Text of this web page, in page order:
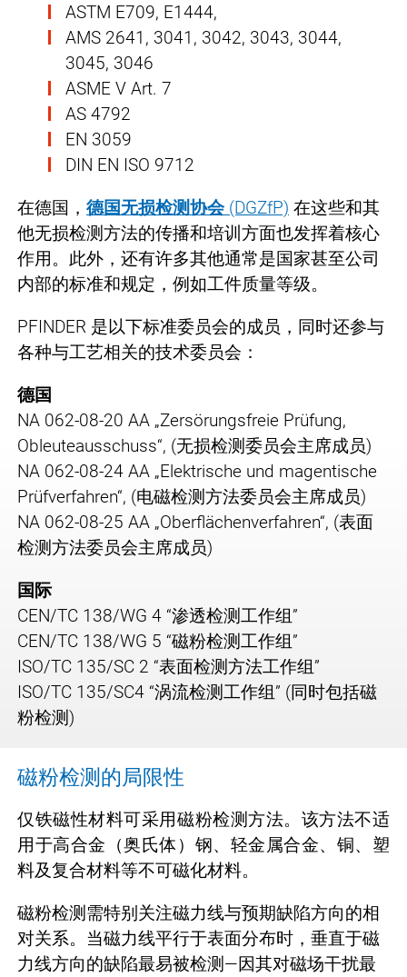
ASTM E709, E1444,
AMS 2641, 3041, 3042, 3043, 3044,
3045, 3046
ASME V Art. 7
AS 4792
EN 3059
DIN EN ISO 9712
在德国， 德国无损检测协会 (DGZfP) 在这些和其
他无损检测方法的传播和培训方面也发挥着核心
作用。此外，还有许多其他通常是国家甚至公司
内部的标准和规定，例如工件质量等级。
PFINDER 是以下标准委员会的成员，同时还参与
各种与工艺相关的技术委员会：
德国
NA 062-08-20 AA „Zersörungsfreie Prüfung,
Obleuteausschuss“, (无损检测委员会主席成员)
NA 062-08-24 AA „Elektrische und magentische
Prüfverfahren“, (电磁检测方法委员会主席成员)
NA 062-08-25 AA „Oberflächenverfahren“, (表面
检测方法委员会主席成员)
国际
CEN/TC 138/WG 4 “渗透检测工作组”
CEN/TC 138/WG 5 “磁粉检测工作组”
ISO/TC 135/SC 2 “表面检测方法工作组”
ISO/TC 135/SC4 “涡流检测工作组” (同时包括磁
粉检测)
磁粉检测的局限性
仅铁磁性材料可采用磁粉检测方法。该方法不适
用于高合金（奥氏体）钢、轻金属合金、铜、塑
料及复合材料等不可磁化材料。
磁粉检测需特别关注磁力线与预期缺陷方向的相
对关系。当磁力线平行于表面分布时，垂直于磁
力线方向的缺陷最易被检测—因其对磁场干扰最